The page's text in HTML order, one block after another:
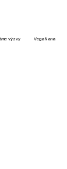
výzvy VegaNana